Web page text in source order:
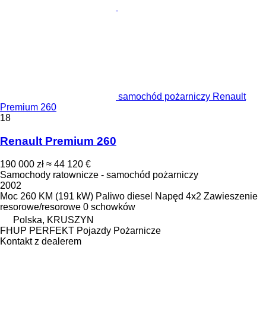
samochód pożarniczy Renault
Premium 260
18
Renault Premium 260
190 000 zł ≈ 44 120 €
Samochody ratownicze - samochód pożarniczy
2002
Moc 260 KM (191 kW) Paliwo diesel Napęd 4x2 Zawieszenie
resorowe/resorowe 0 schowków
Polska, KRUSZYN
FHUP PERFEKT Pojazdy Pożarnicze
Kontakt z dealerem